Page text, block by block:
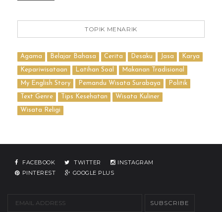
TOPIK MENARIK
Agama Belajar Bahasa Cerita Desaku Jasa Karya
Kepariwisataan Latihan Soal Makanan Tradisional
My English Story Pemandu Wisata Surabaya Politik
Text Genre Tips Kesehatan Wisata Kuliner
Wisata Religi
FACEBOOK TWITTER
INSTAGRAM
PINTEREST
GOOGLE PLUS